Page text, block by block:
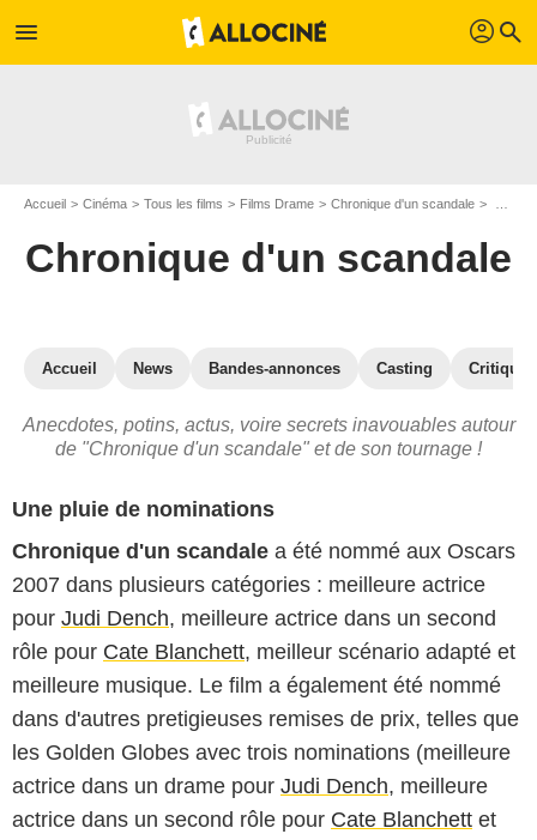
menu profil search
Accueil Cinéma Tous les films Films Drame Chronique d'un scandale
Chronique d'un scandale
Accueil News Bandes-annonces Casting
Anecdotes, potins, actus, voire secrets inavouables autour
de "Chronique d'un scandale" et de son tournage !
Une pluie de nominations
Chronique d'un scandale a été nommé aux Oscars
2007 dans plusieurs catégories : meilleure actrice
pour Judi Dench, meilleure actrice dans un second
rôle pour Cate Blanchett, meilleur scénario adapté et
meilleure musique. Le film a également été nommé
dans d'autres pretigieuses remises de prix, telles que
les Golden Globes avec trois nominations (meilleure
actrice dans un drame pour Judi Dench, meilleure
actrice dans un second rôle pour Cate Blanchett et